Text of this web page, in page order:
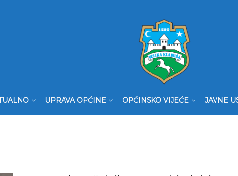
UPRAVA OPĆINE OPĆINSKO VIJEĆE JAVNE